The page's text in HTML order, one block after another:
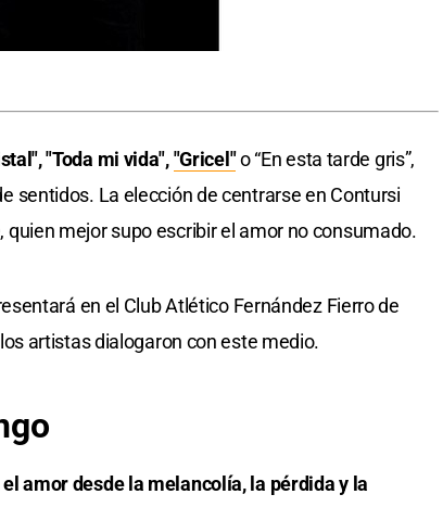
"Toda mi vida","Gricel"o “En esta tarde gris”,
sentidos. La elección de centrarse en Contursi
mejor supo escribir el amor no consumado.
en el Club Atlético Fernández Fierro de
artistas dialogaron con este medio.
amor desde la melancolía, la pérdida y la